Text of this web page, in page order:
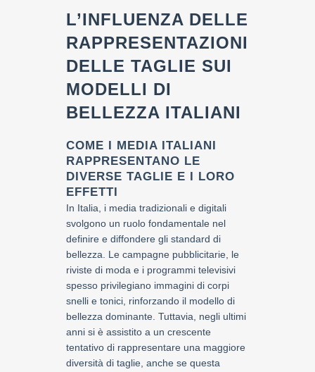
L’INFLUENZA DELLE
RAPPRESENTAZIONI
DELLE TAGLIE SUI
MODELLI DI
BELLEZZA ITALIANI
COME I MEDIA ITALIANI
RAPPRESENTANO LE
DIVERSE TAGLIE E I LORO
EFFETTI
In Italia, i media tradizionali e digitali
svolgono un ruolo fondamentale nel
definire e diffondere gli standard di
bellezza. Le campagne pubblicitarie, le
riviste di moda e i programmi televisivi
spesso privilegiano immagini di corpi
snelli e tonici, rinforzando il modello di
bellezza dominante. Tuttavia, negli ultimi
anni si è assistito a un crescente
tentativo di rappresentare una maggiore
diversità di taglie, anche se questa